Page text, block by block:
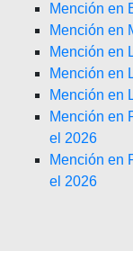
Mención en
Mención en
Mención en
Mención en
Mención en
Mención en
el 2026
Mención en
el 2026